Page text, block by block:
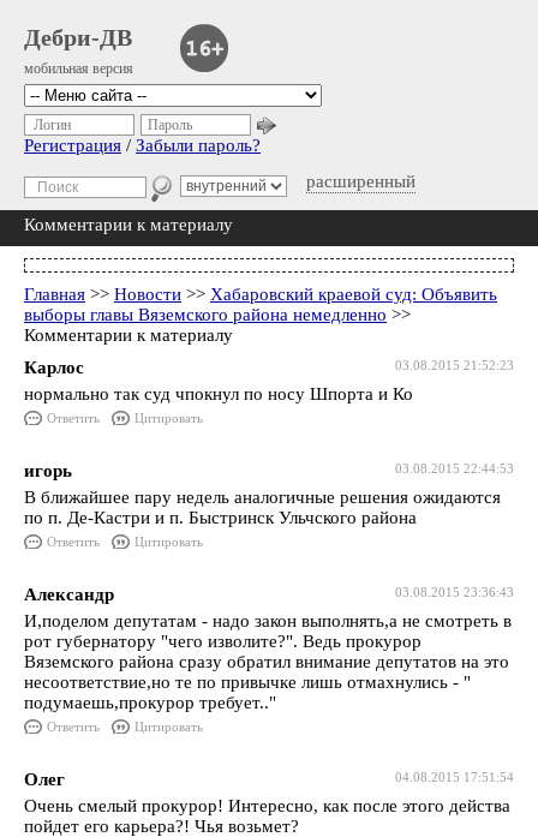
Дебри-ДВ
мобильная версия
расширенный
Логин Пароль
Регистрация / Забыли пароль?
Комментарии к материалу
Главная >> Новости >> Хабаровский краевой суд: Объявить
выборы главы Вяземского района немедленно >>
Комментарии к материалу
03.08.2015 21:52:23
Карлос
нормально так суд чпокнул по носу Шпорта и Ко
Ответить Цитировать
03.08.2015 22:44:53
игорь
В ближайшее пару недель аналогичные решения ожидаются
по п. Де-Кастри и п. Быстринск Ульчского района
Ответить Цитировать
03.08.2015 23:36:43
Александр
И,поделом депутатам - надо закон выполнять,а не смотреть в
рот губернатору "чего изволите?". Ведь прокурор
Вяземского района сразу обратил внимание депутатов на это
несоответствие,но те по привычке лишь отмахнулись - "
подумаешь,прокурор требует.."
Ответить Цитировать
04.08.2015 17:51:54
Олег
Очень смелый прокурор! Интересно, как после этого действа
пойдет его карьера?! Чья возьмет?